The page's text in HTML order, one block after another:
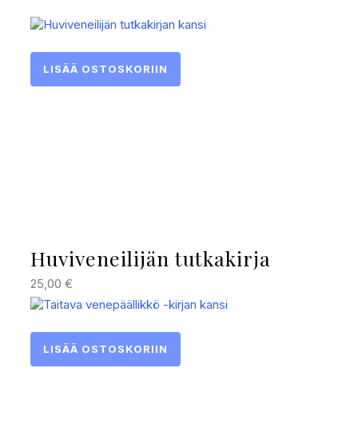
LISÄÄ OSTOSKORIIN
Huviveneilijän tutkakirja
25,00 €
LISÄÄ OSTOSKORIIN